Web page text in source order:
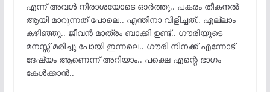
എന്ന് അവൾ നിരാശയോടെ ഓർത്തു.. പകരം തീകനൽ
ആയി മാറുന്നത് പോലെ.. എന്തിനാ വിളിച്ചത്.. എല്ലാം
കഴിഞ്ഞു.. ജീവൻ മാത്രം ബാക്കി ഉണ്ട്.. ഗൗരിയുടെ
മനസ്സ് മരിച്ചു പോയി ഇന്നലെ.. ഗൗരി നിനക്ക് എന്നോട്
ദേഷ്യം ആണെന്ന് അറിയാം.. പക്ഷെ എന്റെ ഭാഗം
കേൾക്കാൻ..